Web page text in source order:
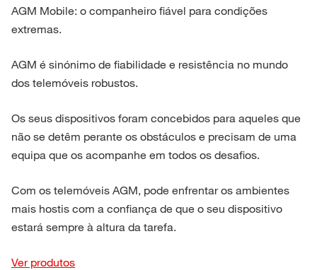
AGM Mobile: o companheiro fiável para condições
extremas.
AGM é sinónimo de fiabilidade e resistência no mundo
dos telemóveis robustos.
Os seus dispositivos foram concebidos para aqueles que
não se detêm perante os obstáculos e precisam de uma
equipa que os acompanhe em todos os desafios.
Com os telemóveis AGM, pode enfrentar os ambientes
mais hostis com a confiança de que o seu dispositivo
estará sempre à altura da tarefa.
Ver produtos